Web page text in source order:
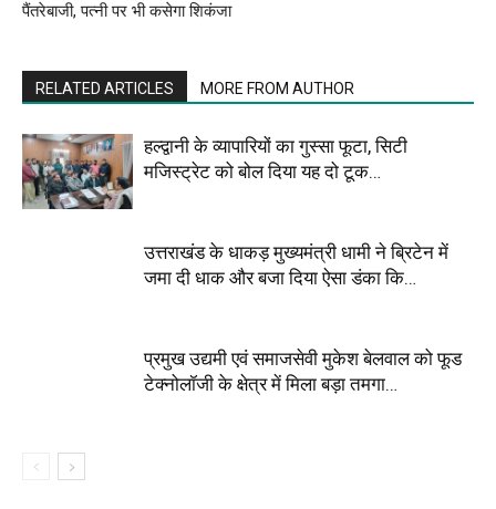
पैंतरेबाजी, पत्नी पर भी कसेगा शिकंजा
RELATED ARTICLES MORE FROM AUTHOR
हल्द्वानी के व्यापारियों का गुस्सा फूटा, सिटी
मजिस्ट्रेट को बोल दिया यह दो टूक…
उत्तराखंड के धाकड़ मुख्यमंत्री धामी ने ब्रिटेन में
जमा दी धाक और बजा दिया ऐसा डंका कि…
प्रमुख उद्यमी एवं समाजसेवी मुकेश बेलवाल को फूड
टेक्नोलॉजी के क्षेत्र में मिला बड़ा तमगा…